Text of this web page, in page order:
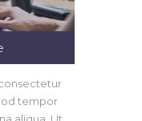
tempor
aliqua. Ut